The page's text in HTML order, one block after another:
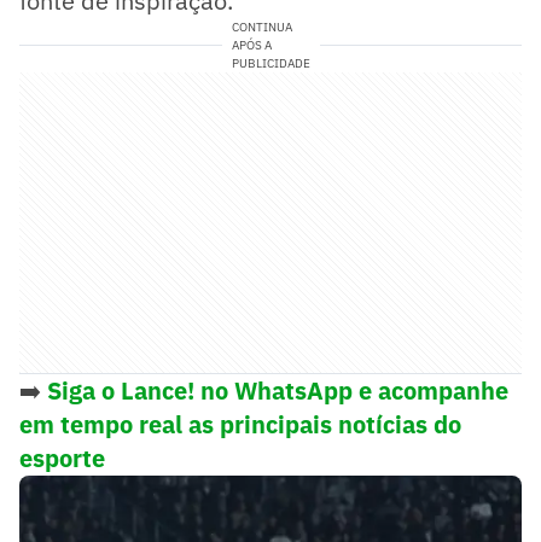
CONTINUA
APÓS A
PUBLICIDADE
➡️ Siga o Lance! no WhatsApp e acompanhe
em tempo real as principais notícias do
esporte